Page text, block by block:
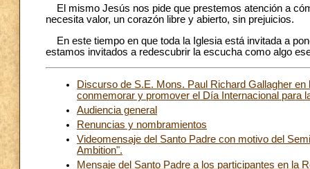
El mismo Jesús nos pide que prestemos atención a
necesita valor, un corazón libre y abierto, sin prejuicios.
En este tiempo en que toda la Iglesia está invitada a
estamos invitados a redescubrir la escucha como algo
Discurso de S.E. Mons. Paul Richard Gallagher
conmemorar y promover el Día Internacional para
Audiencia general
Renuncias y nombramientos
Videomensaje del Santo Padre con motivo del
Ambition".
Mensaje del Santo Padre a los participantes en la